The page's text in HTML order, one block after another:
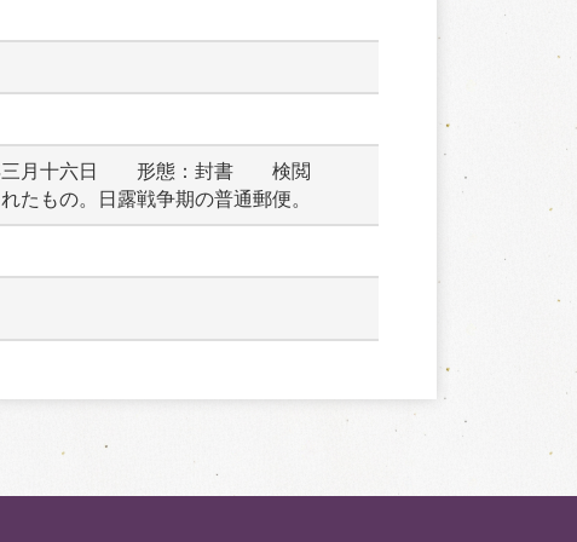
月十六日　　形態：封書　　検閲
たもの。日露戦争期の普通郵便。